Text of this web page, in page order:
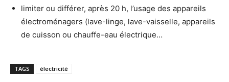
limiter ou différer, après 20 h, l’usage des appareils
électroménagers (lave-linge, lave-vaisselle, appareils
de cuisson ou chauffe-eau électrique…
TAGS électricité